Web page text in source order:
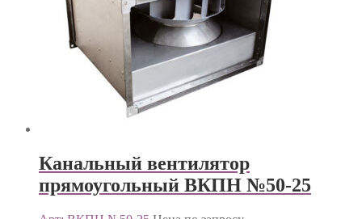
Канальный вентилятор
прямоугольный ВКПН №50-25